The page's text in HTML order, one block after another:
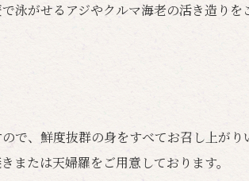
泳がせるアジやクルマ海老の活き造りを
で、鮮度抜群の身をすべてお召し上がり
または天婦羅をご用意しております。